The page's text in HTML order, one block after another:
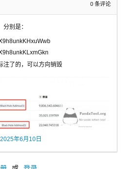
0 条评论
别是：
注了的，可以方向销毁
2025年6月10日